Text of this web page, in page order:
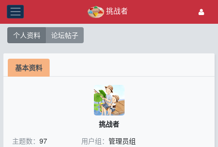
挑战者
个人资料 论坛帖子
基本资料
挑战者
主题数： 97
用户组：管理员组